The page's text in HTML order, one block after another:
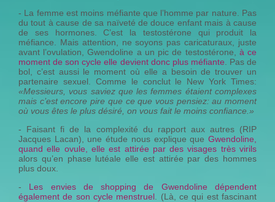
- La femme est moins méfiante que l’homme par nature. Pas
du tout à cause de sa naïveté de douce enfant mais à cause
de ses hormones. C’est la testostérone qui produit la
méfiance. Mais attention, ne soyons pas caricaturaux, juste
avant l’ovulation, Gwendoline a un pic de testostérone, à ce
moment de son cycle elle devient donc plus méfiante . Pas de
bol, c’est aussi le moment où elle a besoin de trouver un
partenaire sexuel. Comme le conclut le New York Times:
«Messieurs, vous saviez que les femmes étaient complexes
mais c’est encore pire que ce que vous pensiez: au moment
où vous êtes le plus désiré, on vous fait le moins confiance.»
- Faisant fi de la complexité du rapport aux autres (RIP
Jacques Lacan), une étude nous explique que Gwendoline,
quand elle ovule, elle est attirée par des visages très virils
alors qu’en phase lutéale elle est attirée par des hommes
plus doux.
- Les envies de shopping de Gwendoline dépendent
également de son cycle menstruel . (Là, ce qui est fascinant